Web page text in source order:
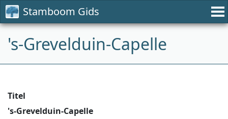
Stamboom Gids
's-Grevelduin-Capelle
Titel
's-Grevelduin-Capelle